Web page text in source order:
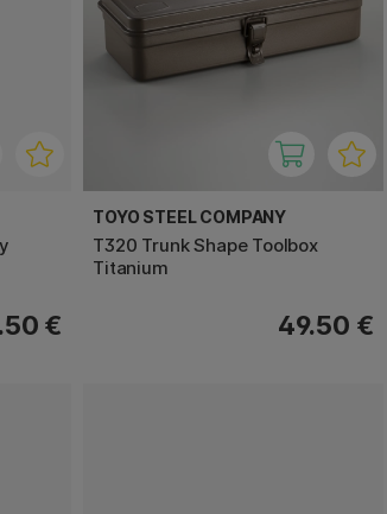
€
TOYO STEEL COMPANY
T320 Trunk Shape Toolbox
Titanium
49.50 €